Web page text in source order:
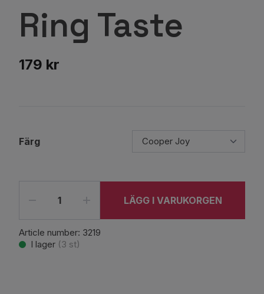
Ring Taste
179 kr
Färg
LÄGG I VARUKORGEN
Article number: 3219
I lager (3 st)